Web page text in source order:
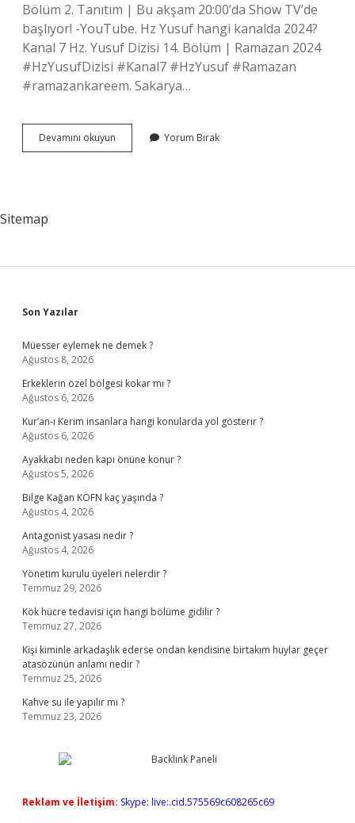
Bölüm 2. Tanıtım | Bu akşam 20:00’da Show TV’de
başlıyor! -YouTube. Hz Yusuf hangi kanalda 2024?
Kanal 7 Hz. Yusuf Dizisi 14. Bölüm | Ramazan 2024
#HzYusufDizisi #Kanal7 #HzYusuf #Ramazan
#ramazankareem. Sakarya…
Devamını okuyun
Akşam
Mı
Yorum Bırak
Sitemap
Sidebar
Son Yazılar
Müesser eylemek ne demek ?
Ağustos 8, 2026
Erkeklerin özel bölgesi kokar mı ?
Ağustos 6, 2026
Kur’an-ı Kerim insanlara hangi konularda yol gösterir ?
Ağustos 6, 2026
Ayakkabı neden kapı önüne konur ?
Ağustos 5, 2026
Bilge Kağan KÖFN kaç yaşında ?
Ağustos 4, 2026
Antagonist yasası nedir ?
Ağustos 4, 2026
Yönetim kurulu üyeleri nelerdir ?
Temmuz 29, 2026
Kök hücre tedavisi için hangi bölüme gidilir ?
Temmuz 27, 2026
Kişi kiminle arkadaşlık ederse ondan kendisine birtakım huylar geçer
atasözünün anlamı nedir ?
Temmuz 25, 2026
Kahve su ile yapılır mı ?
Temmuz 23, 2026
Reklam ve İletişim: Skype: live:.cid.575569c608265c69